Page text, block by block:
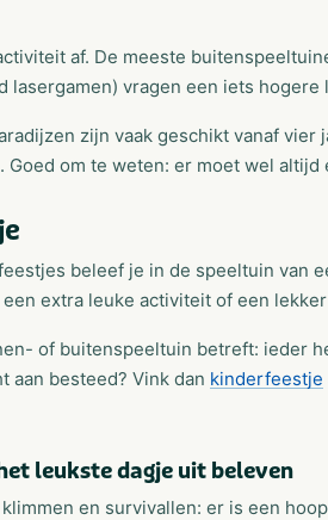
af. De meeste
lasergamen) vragen een iets hogere
zijn vaak geschikt vanaf
Goed om te weten: er moet wel altijd
beleef je in de speeltuin van
extra leuke activiteit of een
of buitenspeeltuin betreft: ieder
aan besteed? Vink dan kinderfeestje
leukste dagje uit beleven
en survivallen: er is een